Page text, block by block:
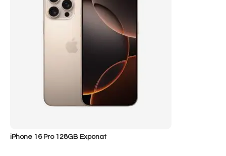
iPhone 16 Pro 128GB Exponat